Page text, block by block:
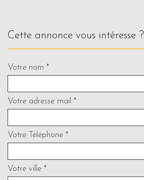
cette annonce vous intéresse ?
Votre nom *
Votre adresse mail *
Votre Téléphone *
Votre ville *